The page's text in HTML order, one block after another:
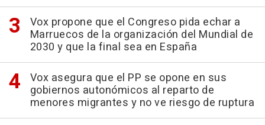
Vox propone que el Congreso pida echar a
Marruecos de la organización del Mundial de
2030 y que la final sea en España
Vox asegura que el PP se opone en sus
gobiernos autonómicos al reparto de
menores migrantes y no ve riesgo de ruptura